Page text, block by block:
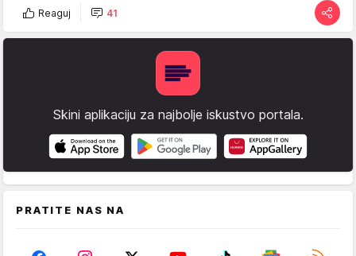
Reaguj 41
Skini aplikaciju za najbolje iskustvo portala.
PRATITE NAS NA